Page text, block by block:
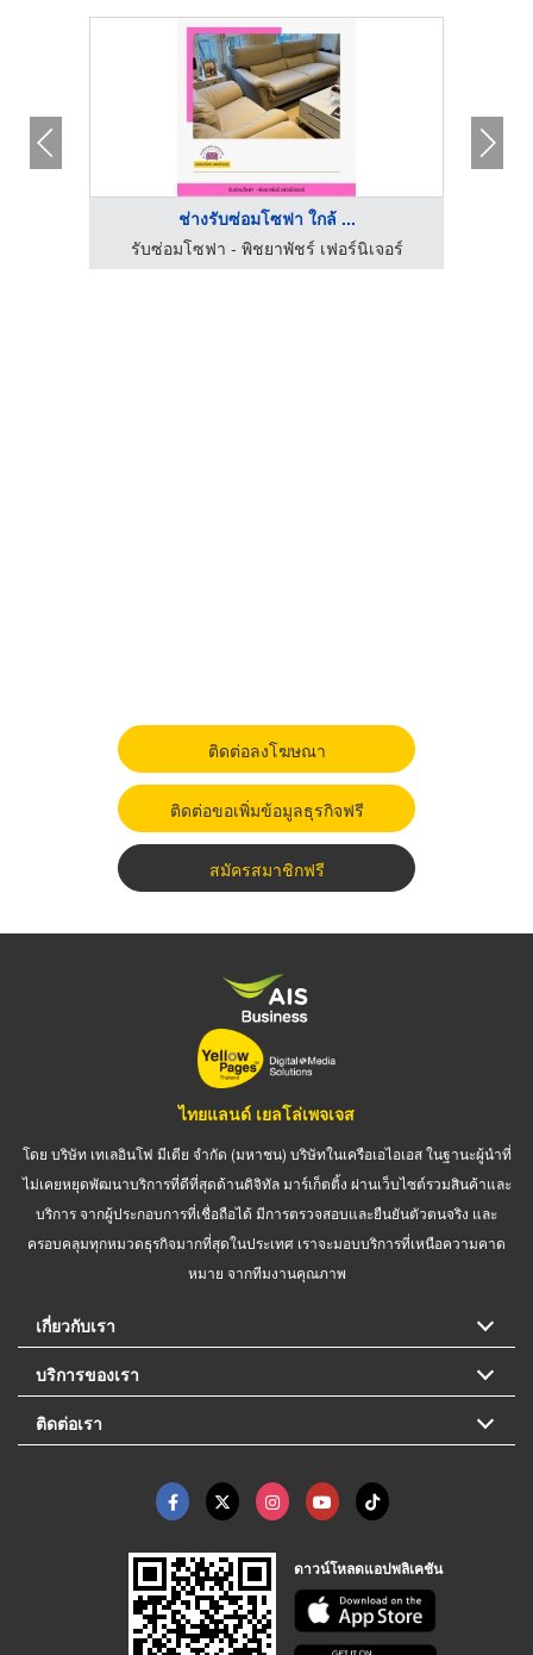
ช่างรับซ่อมโซฟา ใกล้ ...
รับซ่อมโซฟา - พิชยาพัชร์ เฟอร์นิเจอร์
ติดต่อลงโฆษณา
ติดต่อขอเพิ่มข้อมูลธุรกิจฟรี
สมัครสมาชิกฟรี
ไทยแลนด์ เยลโล่เพจเจส
โดย บริษัท เทเลอินโฟ มีเดีย จำกัด (มหาชน) บริษัทในเครือเอไอเอส ในฐานะผู้นำที่
ไม่เคยหยุดพัฒนาบริการที่ดีที่สุดด้านดิจิทัล มาร์เก็ตติ้ง ผ่านเว็บไซต์รวมสินค้าและ
บริการ จากผู้ประกอบการที่เชื่อถือได้ มีการตรวจสอบและยืนยันตัวตนจริง และ
ครอบคลุมทุกหมวดธุรกิจมากที่สุดในประเทศ เราจะมอบบริการที่เหนือความคาด
หมาย จากทีมงานคุณภาพ
เกี่ยวกับเรา
บริการของเรา
ติดต่อเรา
ดาวน์โหลดแอปพลิเคชัน